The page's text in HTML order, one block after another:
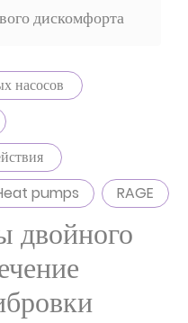
дискомфорта
насосов
pumps RAGE
двойного